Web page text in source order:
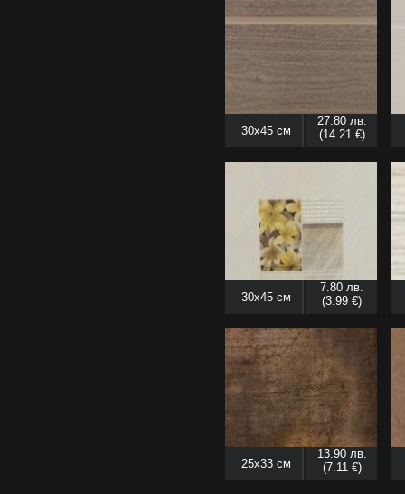
30x45 см
27.80 лв.
(14.21 €)
30x45 см
7.80 лв.
(3.99 €)
25x33 см
13.90 лв.
(7.11 €)